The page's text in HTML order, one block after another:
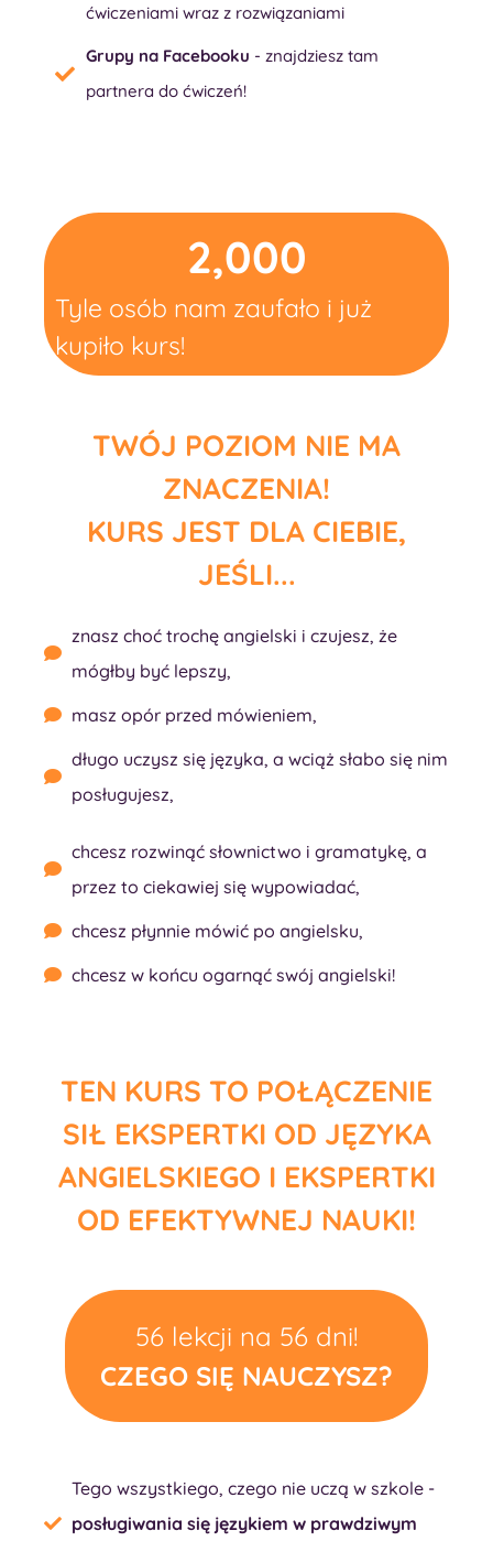
ćwiczeniami wraz z rozwiązaniami
Grupy na Facebooku - znajdziesz tam
partnera do ćwiczeń!
Tyle osób nam zaufało i już
kupiło kurs!
2,000
TWÓJ POZIOM NIE MA
ZNACZENIA!
KURS JEST DLA CIEBIE,
JEŚLI...
znasz choć trochę angielski i czujesz, że
mógłby być lepszy,
masz opór przed mówieniem,
długo uczysz się języka, a wciąż słabo się nim
posługujesz,
chcesz rozwinąć słownictwo i gramatykę, a
przez to ciekawiej się wypowiadać,
chcesz płynnie mówić po angielsku,
chcesz w końcu ogarnąć swój angielski!
TEN KURS TO POŁĄCZENIE
SIŁ EKSPERTKI OD JĘZYKA
ANGIELSKIEGO I EKSPERTKI
OD EFEKTYWNEJ NAUKI!
56 lekcji na 56 dni!
CZEGO SIĘ NAUCZYSZ?
Tego wszystkiego, czego nie uczą w szkole -
posługiwania się językiem w prawdziwym